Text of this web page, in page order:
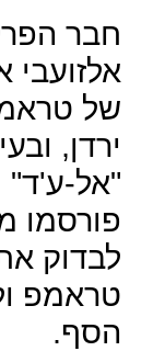
חבר
של
ירדן,
"אל-ע'ד"
פורסמו
לבדוק
טראמפ
הסף.